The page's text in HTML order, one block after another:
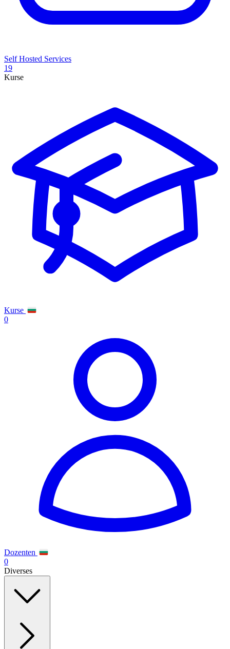
Self Hosted Services
19
Kurse
Kurse
0
Dozenten
0
Diverses